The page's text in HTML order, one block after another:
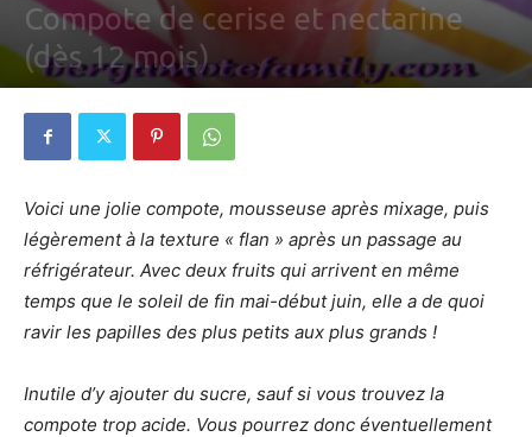
Compote de cerise et nectarine
(dès 12 mois)
Voici une jolie compote, mousseuse après mixage, puis
légèrement à la texture « flan » après un passage au
réfrigérateur. Avec deux fruits qui arrivent en même
temps que le soleil de fin mai-début juin, elle a de quoi
ravir les papilles des plus petits aux plus grands !
Inutile d’y ajouter du sucre, sauf si vous trouvez la
compote trop acide. Vous pourrez donc éventuellement